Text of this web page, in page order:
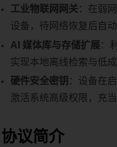
工业物联网网关 ：在弱
设备，待网络恢复后自
AI 媒体库与存储扩展：
实现本地离线检索与低成
硬件安全密钥 ：设备在
激活系统高级权限，充
协议简介